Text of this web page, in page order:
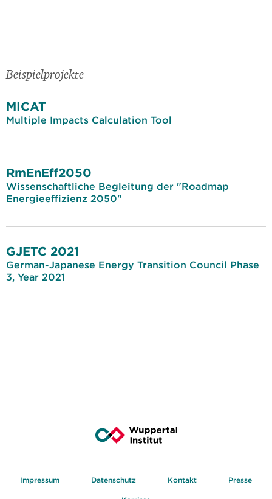
Beispielprojekte
MICAT
Multiple Impacts Calculation Tool
RmEnEff2050
Wissenschaftliche Begleitung der "Roadmap
Energieeffizienz 2050"
GJETC 2021
German-Japanese Energy Transition Council Phase
3, Year 2021
Impressum Datenschutz Kontakt Presse